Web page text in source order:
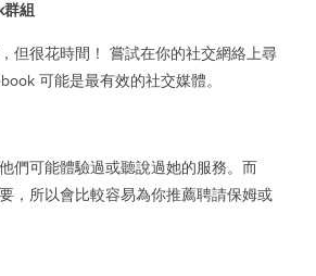
組
但很花時間！ 嘗試在你的社交網絡上尋
可能是最有效的社交媒體。
們可能體驗過或聽說過她的服務。而
，所以會比較容易為你推薦聘請保姆或